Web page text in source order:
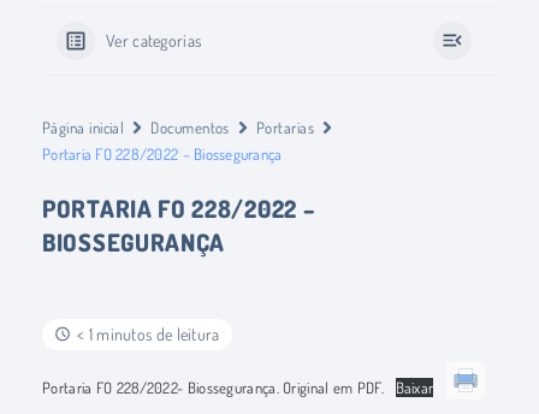
Ver categorias
Página inicial Documentos
Portarias
Portaria FO 228/2022 – Biossegurança
PORTARIA FO 228/2022 –
BIOSSEGURANÇA
< 1 minutos de leitura
Portaria FO 228/2022- Biossegurança. Original em PDF. Baixar